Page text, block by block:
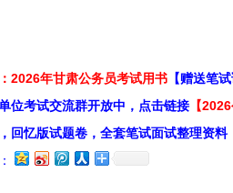
2026年甘肃公务员考试用书 【赠送笔
位考试交流群开放中，点击链接 【
回忆版试题卷，全套笔试面试整理资料